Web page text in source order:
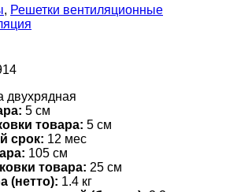
, Решетки вентиляционные
двухрядная
5 см
товара: 5 см
срок: 12 мес
105 см
товара: 25 см
(нетто): 1.4 кг